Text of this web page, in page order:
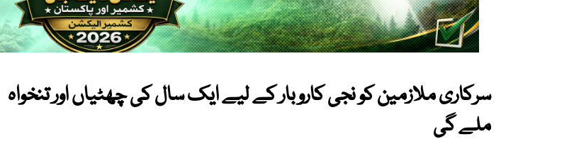
سرکاری ملازمین کو نجی کاروبار کے لیے ایک سال کی چھٹیاں اور تنخواہ
ملے گی